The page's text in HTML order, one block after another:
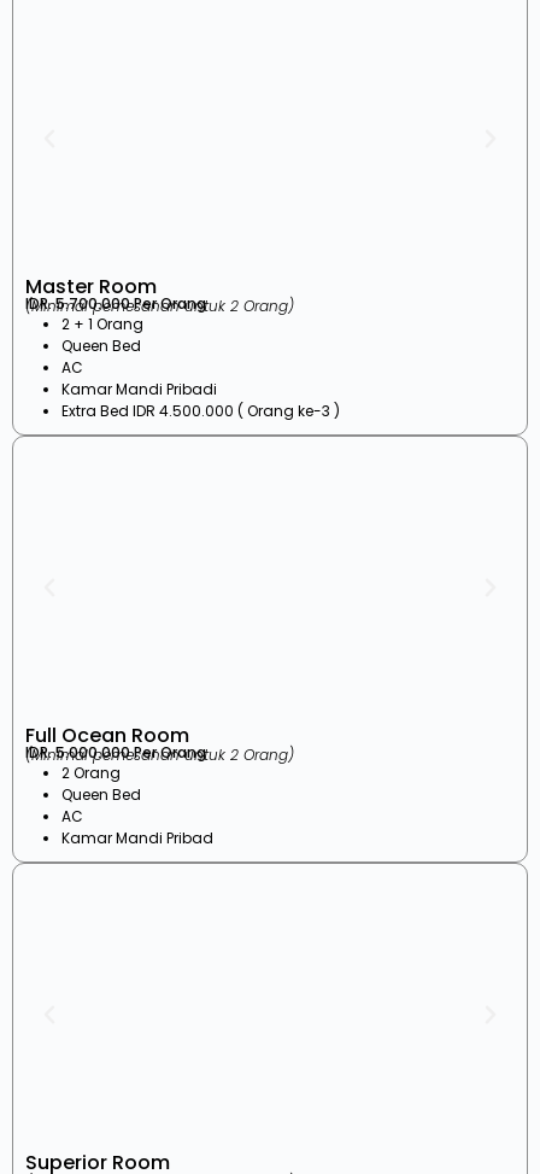
Master Room
IDR. 5.700.000 Per Orang
(Minimal pemesanan untuk 2 Orang)
2 + 1 Orang
Queen Bed
AC
Kamar Mandi Pribadi
Extra Bed IDR 4.500.000 ( Orang ke-3 )
Full Ocean Room
IDR. 5.000.000 Per Orang
(Minimal pemesanan untuk 2 Orang)
2 Orang
Queen Bed
AC
Kamar Mandi Pribad
Superior Room